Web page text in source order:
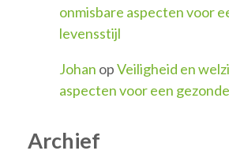
onmisbare aspecten voor
levensstijl
Johan opVeiligheid en
aspecten voor een
Archief